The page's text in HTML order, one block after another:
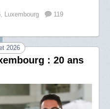
, Luxembourg
119
2026
: 20 ans